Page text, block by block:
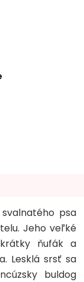
psa
Jeho veľké
ňufák a
Lesklá srsť sa
buldog